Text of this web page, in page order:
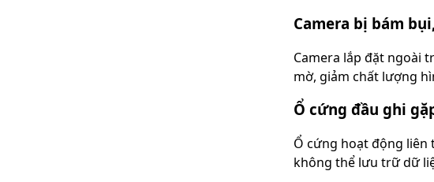
Camera bị bám
Camera lắp đặt ngoài
mờ, giảm chất lượng
Ổ cứng đầu ghi
Ổ cứng hoạt động liên
không thể lưu trữ dữ